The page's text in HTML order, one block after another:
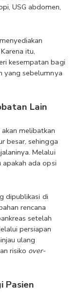
USG abdomen,
itu,
kesempatan bagi
yang sebelumnya
Lain
melibatkan
besar, sehingga
apakah ada opsi
rencana
setelah
persiapan
ulang
risiko over-
Pasien